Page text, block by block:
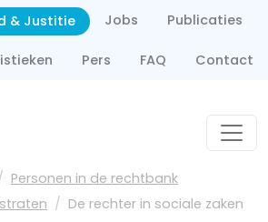
inhoud gaan
& Justitie Jobs Publicaties
Pers FAQ Contact
Personen in de rechtbank
De rechter in sociale zaken